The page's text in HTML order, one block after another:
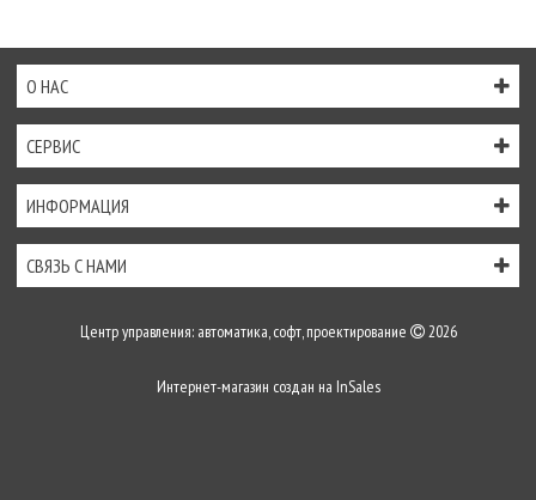
О НАС
СЕРВИС
ИНФОРМАЦИЯ
СВЯЗЬ С НАМИ
Центр управления: автоматика, софт, проектирование 2026
Интернет-магазин создан на InSales